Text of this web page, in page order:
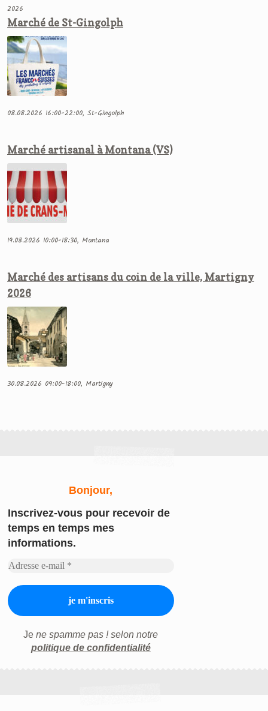
2026
Marché de St-Gingolph
08.08.2026 16:00-22:00, St-Gingolph
Marché artisanal à Montana (VS)
19.08.2026 10:00-18:30, Montana
Marché des artisans du coin de la ville, Martigny
2026
30.08.2026 09:00-18:00, Martigny
Bonjour,
Inscrivez-vous pour recevoir de
temps en temps mes
informations.
Je ne spamme pas ! selon notre
politique de confidentialité